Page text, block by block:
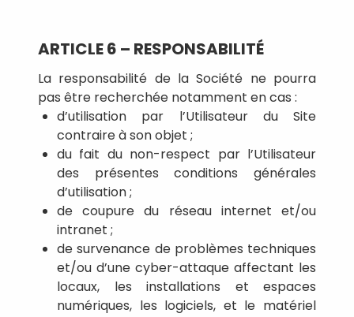
ARTICLE 6 – RESPONSABILITÉ
La responsabilité de la Société ne pourra
pas être recherchée notamment en cas :
d’utilisation par l’Utilisateur du Site
contraire à son objet ;
du fait du non-respect par l’Utilisateur
des présentes conditions générales
d’utilisation ;
de coupure du réseau internet et/ou
intranet ;
de survenance de problèmes techniques
et/ou d’une cyber-attaque affectant les
locaux, les installations et espaces
numériques, les logiciels, et le matériel